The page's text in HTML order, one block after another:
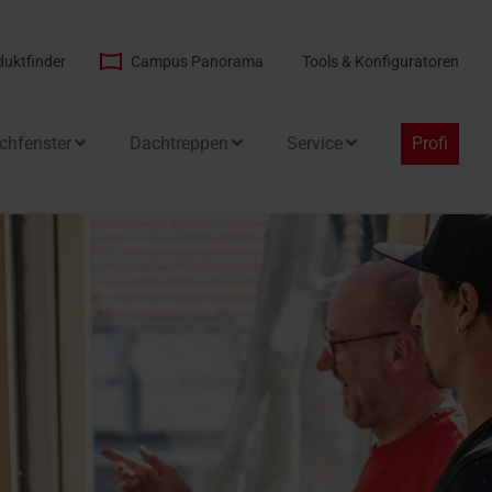
Campus Panorama Tools & Konfiguratoren
Dachtreppen Service Profi